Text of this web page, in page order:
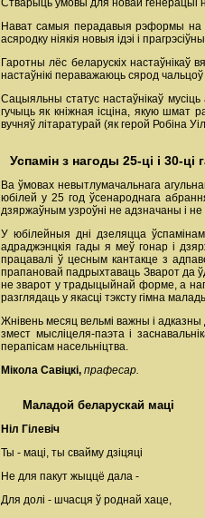
Стварыць умовы для новай генерацыі
Нават самыя перадавыя рэформы на
асяродку ніякія новыя ідэі і
Гаротны лёс беларускіх
настаўнікі пераважаюць сярод
Сацыяльны статус настаўнікаў
гучыць як кніжная ісціна, якую шмат
вучняў літаратурай (як герой Робіна
Успамін з нагоды 25-ці і 30-
Ва ўмовах невытлумачальнага
юбілей у 25 год ўсенароднага
дзяржаўным узроўні не адзначаны і
У юбілейныя дні дзеляцца
адраджэнцкія гады я меў гонар і
працавалі ў цесным кантакце з
прапановай падрыхтаваць Зварот да
не зварот у традыцыйнай форме, а
разглядаць у якасці тэксту гімна
Жнівень месяц вельмі важны і адказны
змест мысліцеля-паэта і
перапісам насельніцтва.
Мікола Савіцкі, прафесар.
Маладой беларускай маці
Ніл Гілевіч
Ты - маці, ты свайму дзіцяці
Не для пакут жыццё дала -
Для долі - шчасця ў роднай хаце,